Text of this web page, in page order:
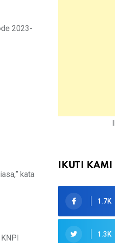
2023-
kata
IKUTI KAMI
1.7K
1.3K